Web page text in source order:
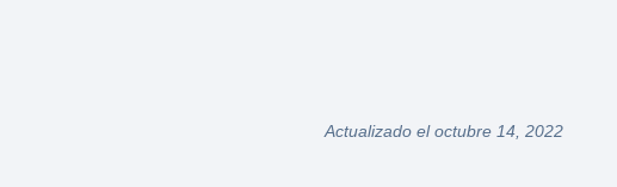
Actualizado el octubre 14, 2022